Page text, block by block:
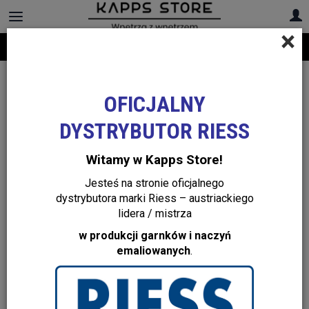
+48 22 299 19 84
×
OFICJALNY
DYSTRYBUTOR RIESS
Witamy w Kapps Store!
Jesteś na stronie oficjalnego
dystrybutora marki Riess – austriackiego
lidera / mistrza
w produkcji garnków i naczyń
emaliowanych.